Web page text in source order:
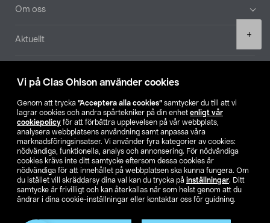
Vi på Clas Ohlson använder cookies
Genom att trycka ”Acceptera alla cookies” samtycker du till att vi
lagrar cookies och andra spårtekniker på din enhet enligt vår
cookiepolicy för att förbättra upplevelsen på vår webbplats,
analysera webbplatsens användning samt anpassa våra
marknadsföringsinsatser. Vi använder fyra kategorier av cookies:
nödvändiga, funktionella, analys och annonsering. För nödvändiga
cookies krävs inte ditt samtycke eftersom dessa cookies är
nödvändiga för att innehållet på webbplatsen ska kunna fungera. Om
du istället vill skräddarsy dina val kan du trycka på inställningar. Ditt
samtycke är frivilligt och kan återkallas när som helst genom att du
ändrar i dina cookie-inställningar eller kontaktar oss för guidning.
+
Om oss
Aktuellt
Hitta butik
SE NO FI